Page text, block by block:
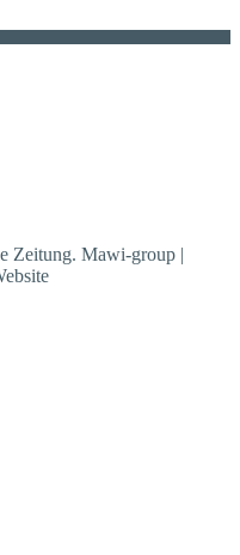
Zeitung. Mawi-group |